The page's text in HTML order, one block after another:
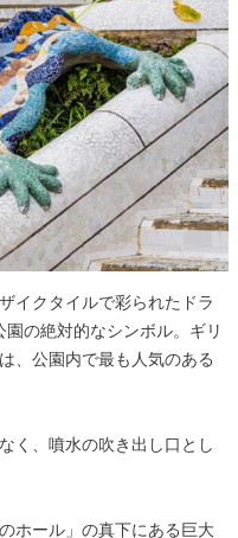
イクタイルで彩られたドラ
の絶対的なシンボル。ギリ
、公園内で最も人気のある
く、噴水の吹き出し口とし
ホール」の真下にある巨大